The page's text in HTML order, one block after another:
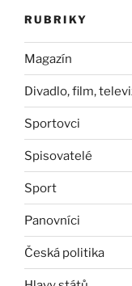
RUBRIKY
Magazín
Divadlo, film,
Sportovci
Spisovatelé
Sport
Panovníci
Česká politika